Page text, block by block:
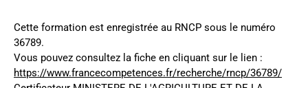
Cette formation est enregistrée au RNCP sous le numéro
36789.
Vous pouvez consultez la fiche en cliquant sur le lien :
https://www.francecompetences.fr/recherche/rncp/36789/